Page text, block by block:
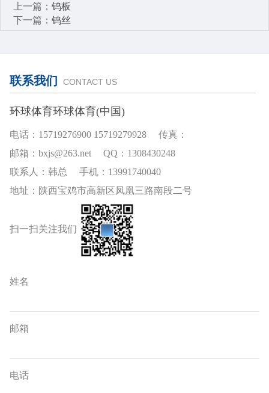
上一篇： 钨板
下一篇： 钨丝
联系我们 CONTACT US
环球体育环球体育(中国)
电话：15719276900 15719279928 传真：
邮箱：bxjs@263.net QQ：1308430248
联系人：韩总 手机：13991740040
地址：陕西宝鸡市高新区凤凰三路南段二号
扫一扫关注我们
姓名
邮箱
电话